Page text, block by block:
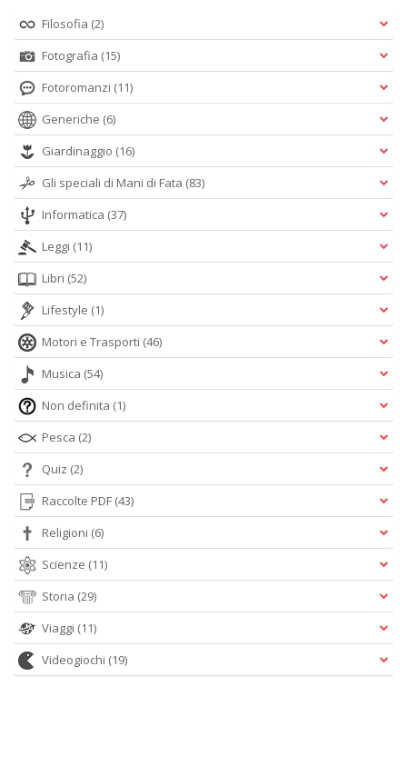
Filosofia (2)
Fotografia (15)
Fotoromanzi (11)
Generiche (6)
Giardinaggio (16)
Gli speciali di Mani di Fata (83)
Informatica (37)
Leggi (11)
Libri (52)
Lifestyle (1)
Motori e Trasporti (46)
Musica (54)
Non definita (1)
Pesca (2)
Quiz (2)
Raccolte PDF (43)
Religioni (6)
Scienze (11)
Storia (29)
Viaggi (11)
Videogiochi (19)